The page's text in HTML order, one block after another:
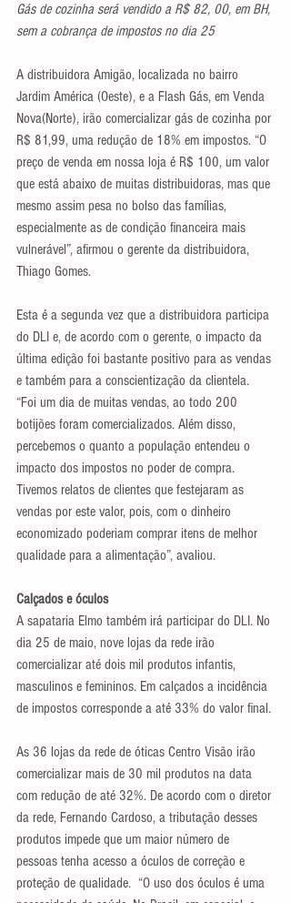
Gás de cozinha será vendido a R$ 82, 00, em BH,
sem a cobrança de impostos no dia 25
A distribuidora Amigão, localizada no bairro
Jardim América (Oeste), e a Flash Gás, em Venda
Nova(Norte), irão comercializar gás de cozinha por
R$ 81,99, uma redução de 18% em impostos. “O
preço de venda em nossa loja é R$ 100, um valor
que está abaixo de muitas distribuidoras, mas que
mesmo assim pesa no bolso das famílias,
especialmente as de condição financeira mais
vulnerável”, afirmou o gerente da distribuidora,
Thiago Gomes.
Esta é a segunda vez que a distribuidora participa
do DLI e, de acordo com o gerente, o impacto da
última edição foi bastante positivo para as vendas
e também para a conscientização da clientela.
“Foi um dia de muitas vendas, ao todo 200
botijões foram comercializados. Além disso,
percebemos o quanto a população entendeu o
impacto dos impostos no poder de compra.
Tivemos relatos de clientes que festejaram as
vendas por este valor, pois, com o dinheiro
economizado poderiam comprar itens de melhor
qualidade para a alimentação”, avaliou.
Calçados e óculos
A sapataria Elmo também irá participar do DLI. No
dia 25 de maio, nove lojas da rede irão
comercializar até dois mil produtos infantis,
masculinos e femininos. Em calçados a incidência
de impostos corresponde a até 33% do valor final.
As 36 lojas da rede de óticas Centro Visão irão
comercializar mais de 30 mil produtos na data
com redução de até 32%. De acordo com o diretor
da rede, Fernando Cardoso, a tributação desses
produtos impede que um maior número de
pessoas tenha acesso a óculos de correção e
proteção de qualidade.  “O uso dos óculos é uma